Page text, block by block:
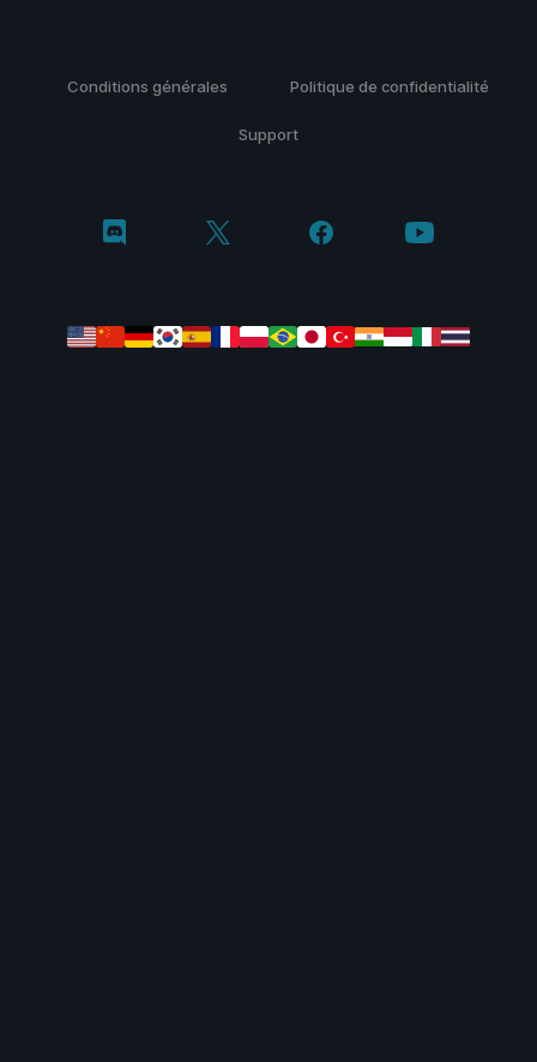
Conditions générales Politique de confidentialité
Support